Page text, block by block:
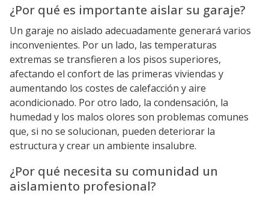
¿Por qué es importante aislar su garaje?
Un garaje no aislado adecuadamente generará varios
inconvenientes. Por un lado, las temperaturas
extremas se transfieren a los pisos superiores,
afectando el confort de las primeras viviendas y
aumentando los costes de calefacción y aire
acondicionado. Por otro lado, la condensación, la
humedad y los malos olores son problemas comunes
que, si no se solucionan, pueden deteriorar la
estructura y crear un ambiente insalubre.
¿Por qué necesita su comunidad un
aislamiento profesional?